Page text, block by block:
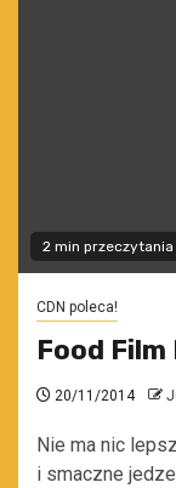
2 min przeczytania
CDN poleca!
Food
20/11/2014
Nie ma nic
i smaczne